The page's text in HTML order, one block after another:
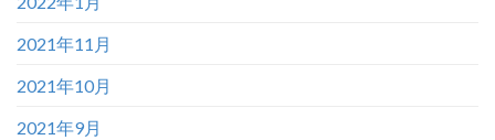
2021年11月
2021年10月
2021年9月